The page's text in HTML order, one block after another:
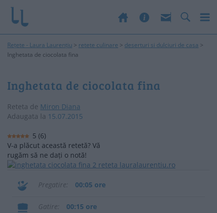
Rețete - Laura Laurențiu > retete culinare > deserturi si dulciuri de casa >
Inghetata de ciocolata fina
Inghetata de ciocolata fina
Reteta de Miron Diana
Adaugata la 15.07.2015
5 (6)
V-a plăcut această retetă? Vă
rugăm să ne dați o notă!
Pregatire 00:05 ore
Gatire 00:15 ore